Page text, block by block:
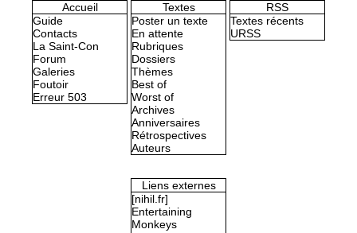
Accueil
Guide
Contacts
La Saint-Con
Forum
Galeries
Foutoir
Erreur 503
Textes
Poster un texte
En attente
Rubriques
Dossiers
Thèmes
Best of
Worst of
Archives
Anniversaires
Rétrospectives
Auteurs
RSS
Textes récents
URSS
Liens externes
[nihil.fr]
Entertaining
Monkeys